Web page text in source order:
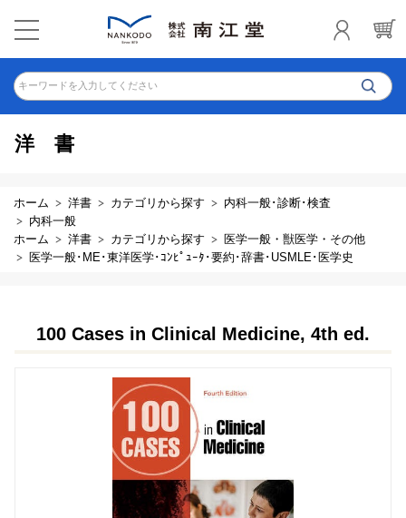
キーワードを入力してください
洋書
ホーム 洋書 カテゴリから探す
内科一般･診断･検査
内科一般
ホーム
洋書 カテゴリから探す
医学一般・獣医学・その他
医学一般･ME･東洋医学･ｺﾝﾋﾟｭｰﾀ･要約･辞書･USMLE･医学史
100 Cases in Clinical Medicine, 4th ed.